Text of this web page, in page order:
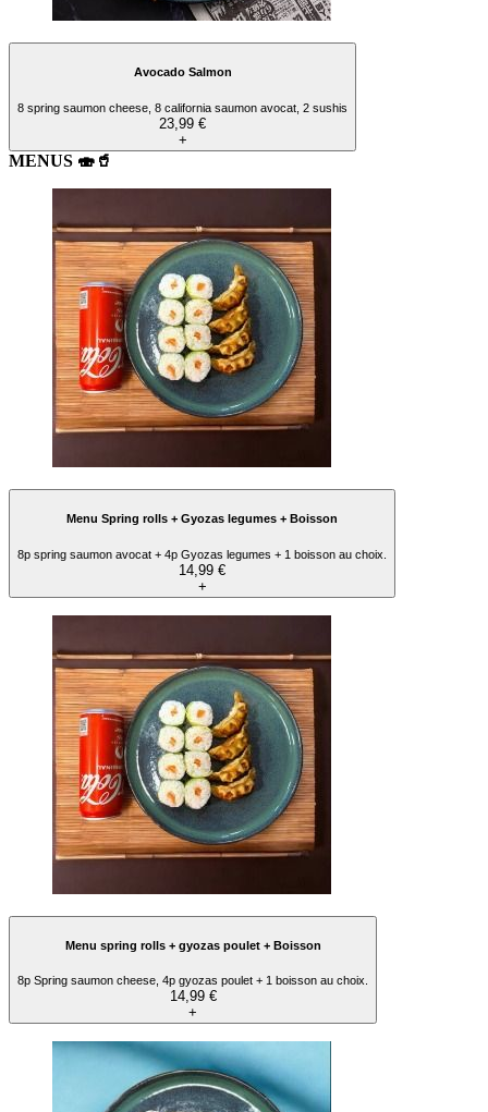
Avocado Salmon
8 spring saumon cheese, 8 california saumon avocat, 2 sushis
23,99 €
+
MENUS 🍣🥤
Menu Spring rolls + Gyozas legumes + Boisson
8p spring saumon avocat + 4p Gyozas legumes + 1 boisson au choix.
14,99 €
+
Menu spring rolls + gyozas poulet + Boisson
8p Spring saumon cheese, 4p gyozas poulet + 1 boisson au choix.
14,99 €
+